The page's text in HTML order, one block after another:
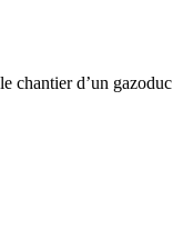
chantier d’un gazoduc